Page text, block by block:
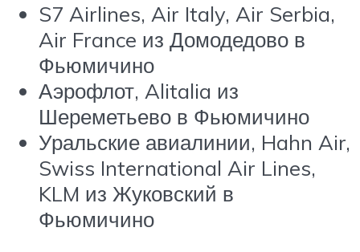
S7 Airlines, Air Italy, Air Serbia,
Air France из Домодедово в
Фьюмичино
Аэрофлот, Alitalia из
Шереметьево в Фьюмичино
Уральские авиалинии, Hahn Air,
Swiss International Air Lines,
KLM из Жуковский в
Фьюмичино